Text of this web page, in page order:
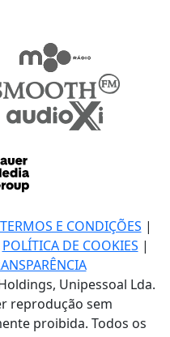
TERMOS E CONDIÇÕES |
POLÍTICA DE COOKIES |
Unipessoal Lda.
reprodução sem
proibida. Todos os